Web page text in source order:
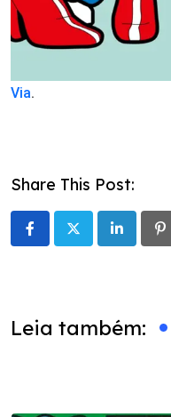
Via.
Share This Post:
LinkedIn
Leia também: